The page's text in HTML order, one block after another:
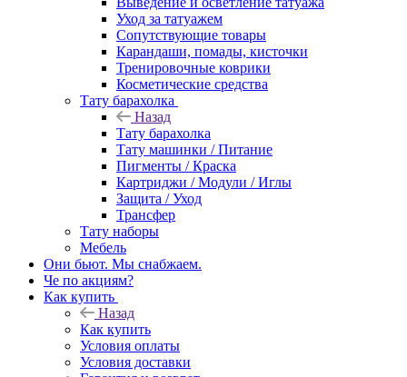
Уход за татуажем
Сопутствующие товары
Карандаши, помады, кисточки
Тренировочные коврики
Косметические средства
Тату барахолка
Назад
Тату барахолка
Тату машинки / Питание
Пигменты / Краска
Картриджи / Модули / Иглы
Защита / Уход
Трансфер
Тату наборы
Мебель
Они бьют. Мы снабжаем.
Че по акциям?
Как купить
Назад
Как купить
Условия оплаты
Условия доставки